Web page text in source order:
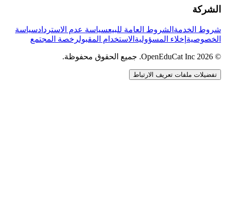
الشركة
شروط الخدمة الشروط العامة للبيعسياسة عدم الاستردادسياسة
الخصوصية إخلاء المسؤولية الاستخدام المقبولرخصة المجتمع
© 2026 OpenEduCat Inc. جميع الحقوق محفوظة.
تفضيلات ملفات تعريف الارتباط